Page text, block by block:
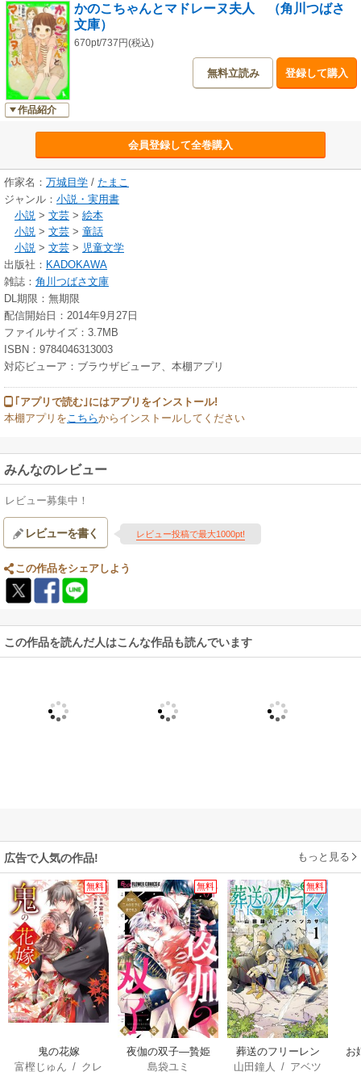
作品紹介
かのこちゃんとマドレーヌ夫人 （角川つばさ
文庫）
670pt/737円(税込)
無料立読み 登録して購入
会員登録して全巻購入
作家名： 万城目学 / たまこ
ジャンル： 小説・実用書
小説 > 文芸 > 絵本
小説 > 文芸 > 童話
小説 > 文芸 > 児童文学
出版社： KADOKAWA
雑誌： 角川つばさ文庫
DL期限：無期限
配信開始日：2014年9月27日
ファイルサイズ：3.7MB
ISBN：9784046313003
対応ビューア：ブラウザビューア、本棚アプリ
｢アプリで読む｣にはアプリをインストール!
本棚アプリをこちらからインストールしてください
みんなのレビュー
レビュー募集中！
レビューを書く レビュー投稿で最大1000pt!
この作品をシェアしよう
この作品を読んだ人はこんな作品も読んでいます
広告で人気の作品! もっと見る
無料
鬼の花嫁
富樫じゅん / クレ
無料
夜伽の双子―贄姫
は二人の王子に愛
島袋ユミ
無料
葬送のフリーレン
山田鐘人
/ アベツ
お